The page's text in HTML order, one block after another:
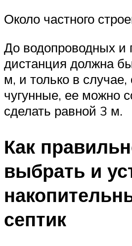
Около частного
До водопроводных и
дистанция должна
м, и только в
чугунные, ее можно
сделать равной 3 м.
Как
выбрать и
септик